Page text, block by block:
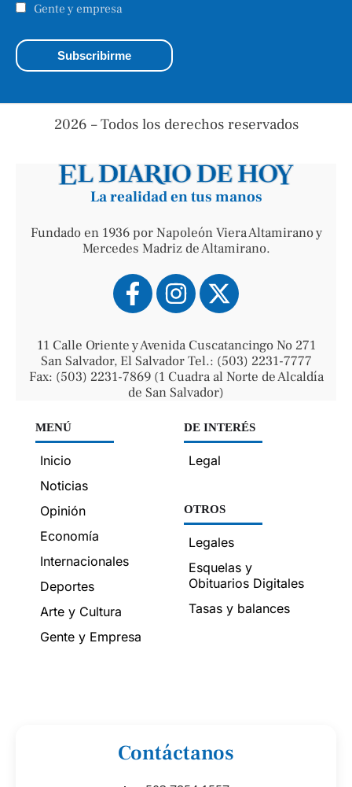
Gente y empresa
2026 – Todos los derechos reservados
La realidad en tus manos
Fundado en 1936 por Napoleón Viera Altamirano y
Mercedes Madriz de Altamirano.
11 Calle Oriente y Avenida Cuscatancingo No 271
San Salvador, El Salvador Tel.: (503) 2231-7777
Fax: (503) 2231-7869 (1 Cuadra al Norte de Alcaldía
de San Salvador)
MENÚ
Inicio
Noticias
Opinión
Economía
Internacionales
Deportes
Arte y Cultura
Gente y Empresa
DE INTERÉS
Legal
OTROS
Legales
Esquelas y
Obituarios Digitales
Tasas y balances
Contáctanos